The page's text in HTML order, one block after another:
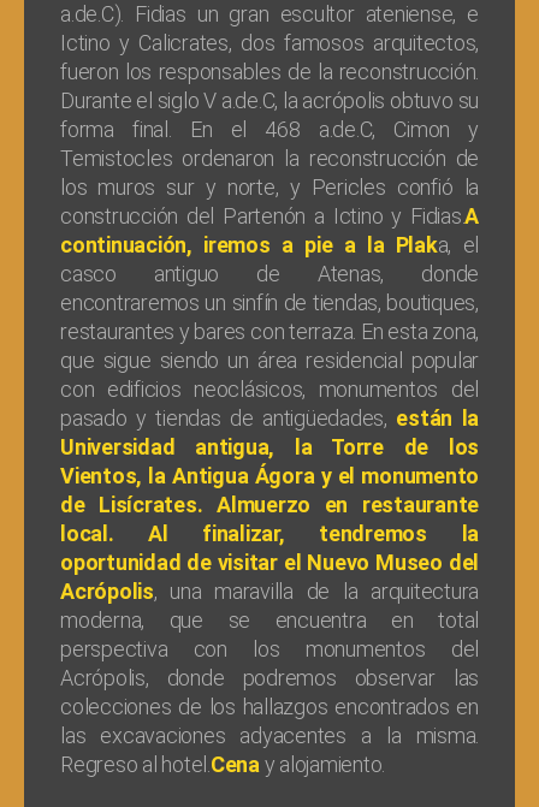
a.de.C). Fidias un gran escultor ateniense, e
Ictino y Calicrates, dos famosos arquitectos,
fueron los responsables de la reconstrucción.
Durante el siglo V a.de.C, la acrópolis obtuvo su
forma final. En el 468 a.de.C, Cimon y
Temistocles ordenaron la reconstrucción de
los muros sur y norte, y Pericles confió la
construcción del Partenón a Ictino y Fidias.A
continuación, iremos a pie a la Plaka, el
casco antiguo de Atenas, donde
encontraremos un sinfín de tiendas, boutiques,
restaurantes y bares con terraza. En esta zona,
que sigue siendo un área residencial popular
con edificios neoclásicos, monumentos del
pasado y tiendas de antigüedades, están la
Universidad antigua, la Torre de los
Vientos, la Antigua Ágora y el monumento
de Lisícrates. Almuerzo en restaurante
local. Al finalizar, tendremos la
oportunidad de visitar el Nuevo Museo del
Acrópolis, una maravilla de la arquitectura
moderna, que se encuentra en total
perspectiva con los monumentos del
Acrópolis, donde podremos observar las
colecciones de los hallazgos encontrados en
las excavaciones adyacentes a la misma.
Regreso al hotel. Cena y alojamiento.